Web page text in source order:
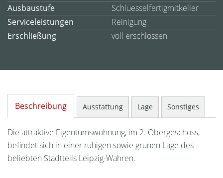
Ausbaustufe
Schluesselfertigmitkeller
Serviceleistungen
Reinigung
Erschließung
voll erschlossen
Beschreibung Ausstattung Lage Sonstiges
Die attraktive Eigentumswohnung, im 2. Obergeschoss,
befindet sich in einer ruhigen sowie grünen Lage des
beliebten Stadtteils Leipzig-Wahren.